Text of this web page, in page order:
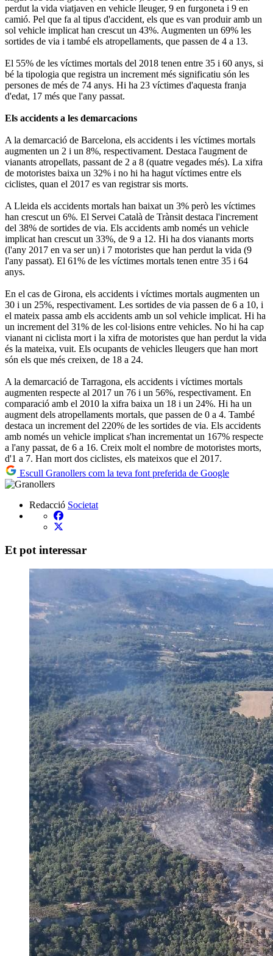
perdut la vida viatjaven en vehicle lleuger, 9 en furgoneta i 9 en
camió. Pel que fa al tipus d'accident, els que es van produir amb un
sol vehicle implicat han crescut un 43%. Augmenten un 69% les
sortides de via i també els atropellaments, que passen de 4 a 13.
El 55% de les víctimes mortals del 2018 tenen entre 35 i 60 anys, si
bé la tipologia que registra un increment més significatiu són les
persones de més de 74 anys. Hi ha 23 víctimes d'aquesta franja
d'edat, 17 més que l'any passat.
Els accidents a les demarcacions
A la demarcació de Barcelona, els accidents i les víctimes mortals
augmenten un 2 i un 8%, respectivament. Destaca l'augment de
vianants atropellats, passant de 2 a 8 (quatre vegades més). La xifra
de motoristes baixa un 32% i no hi ha hagut víctimes entre els
ciclistes, quan el 2017 es van registrar sis morts.
A Lleida els accidents mortals han baixat un 3% però les víctimes
han crescut un 6%. El Servei Català de Trànsit destaca l'increment
del 38% de sortides de via. Els accidents amb només un vehicle
implicat han crescut un 33%, de 9 a 12. Hi ha dos vianants morts
(l'any 2017 en va ser un) i 7 motoristes que han perdut la vida (9
l'any passat). El 61% de les víctimes mortals tenen entre 35 i 64
anys.
En el cas de Girona, els accidents i víctimes mortals augmenten un
30 i un 25%, respectivament. Les sortides de via passen de 6 a 10, i
el mateix passa amb els accidents amb un sol vehicle implicat. Hi ha
un increment del 31% de les col·lisions entre vehicles. No hi ha cap
vianant ni ciclista mort i la xifra de motoristes que han perdut la vida
és la mateixa, vuit. Els ocupants de vehicles lleugers que han mort
són els que més creixen, de 18 a 24.
A la demarcació de Tarragona, els accidents i víctimes mortals
augmenten respecte al 2017 un 76 i un 56%, respectivament. En
comparació amb el 2010 la xifra baixa un 18 i un 24%. Hi ha un
augment dels atropellaments mortals, que passen de 0 a 4. També
destaca un increment del 220% de les sortides de via. Els accidents
amb només un vehicle implicat s'han incrementat un 167% respecte
a l'any passat, de 6 a 16. Creix molt el nombre de motoristes morts,
d'1 a 7. Han mort dos ciclistes, els mateixos que el 2017.
Escull Granollers com la teva font preferida de Google
Redacció Societat
Et pot interessar